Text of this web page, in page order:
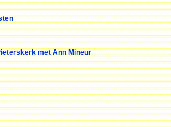
met Ann Mineur